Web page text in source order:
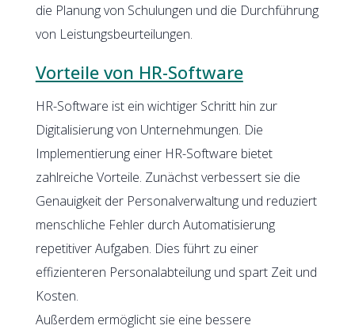
die Planung von Schulungen und die Durchführung
von Leistungsbeurteilungen.
Vorteile von HR-Software
HR-Software ist ein wichtiger Schritt hin zur
Digitalisierung von Unternehmungen. Die
Implementierung einer HR-Software bietet
zahlreiche Vorteile. Zunächst verbessert sie die
Genauigkeit der Personalverwaltung und reduziert
menschliche Fehler durch Automatisierung
repetitiver Aufgaben. Dies führt zu einer
effizienteren Personalabteilung und spart Zeit und
Kosten.
Außerdem ermöglicht sie eine bessere